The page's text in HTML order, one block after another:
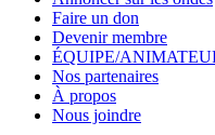
Faire un don
Devenir membre
ÉQUIPE/
Nos partenaires
À propos
Nous joindre